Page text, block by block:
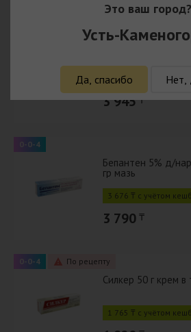
Бепантен 5% д/
3 827 ₸ с учётом
3 945 ₸
0-0-4
Бепантен 5% д/
гр мазь
3 676 ₸ с учётом
3 790 ₸
0-0-4 По рецепту
Силкер 50 г крем в
1 765 ₸ с учётом
Это ваш город?
Усть-
Да, спасибо Нет,